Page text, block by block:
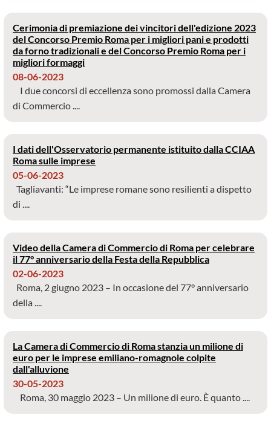
Cerimonia di premiazione dei vincitori dell'edizione 2023
del Concorso Premio Roma per i migliori pani e prodotti
da forno tradizionali e del Concorso Premio Roma per i
migliori formaggi
08-06-2023
I due concorsi di eccellenza sono promossi dalla Camera
di Commercio ....
I dati dell'Osservatorio permanente istituito dalla CCIAA
Roma sulle imprese
05-06-2023
Tagliavanti: “Le imprese romane sono resilienti a dispetto
di ....
Video della Camera di Commercio di Roma per celebrare
il 77° anniversario della Festa della Repubblica
02-06-2023
Roma, 2 giugno 2023 – In occasione del 77° anniversario
della ....
La Camera di Commercio di Roma stanzia un milione di
euro per le imprese emiliano-romagnole colpite
dall'alluvione
30-05-2023
Roma, 30 maggio 2023 – Un milione di euro. È quanto ....